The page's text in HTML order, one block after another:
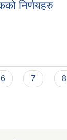
निर्णयहरु
6 7 8